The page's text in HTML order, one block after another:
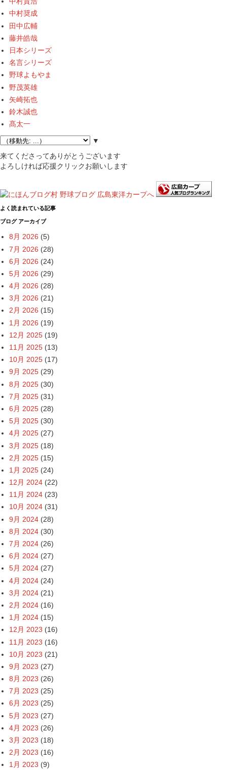
中村奨成
田中広輔
藤井皓哉
日本シリーズ
名言シリーズ
野球よもやま
野茂英雄
矢崎拓也
鈴木誠也
髙太一
▼
来てくださってありがとうございます
よろしければ応援クリックお願いします
よく読まれている記事
ブログ アーカイブ
8月 2026 (5)
7月 2026 (28)
6月 2026 (24)
5月 2026 (29)
4月 2026 (28)
3月 2026 (21)
2月 2026 (15)
1月 2026 (19)
12月 2025 (19)
11月 2025 (13)
10月 2025 (17)
9月 2025 (29)
8月 2025 (30)
7月 2025 (31)
6月 2025 (28)
5月 2025 (30)
4月 2025 (27)
3月 2025 (18)
2月 2025 (15)
1月 2025 (24)
12月 2024 (22)
11月 2024 (23)
10月 2024 (31)
9月 2024 (28)
8月 2024 (30)
7月 2024 (26)
6月 2024 (27)
5月 2024 (27)
4月 2024 (24)
3月 2024 (21)
2月 2024 (16)
1月 2024 (15)
12月 2023 (16)
11月 2023 (16)
10月 2023 (21)
9月 2023 (27)
8月 2023 (26)
7月 2023 (25)
6月 2023 (25)
5月 2023 (27)
4月 2023 (26)
3月 2023 (18)
2月 2023 (16)
1月 2023 (9)